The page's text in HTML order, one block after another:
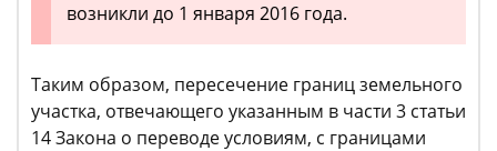
возникли до 1 января 2016 года.
Таким образом, пересечение границ земельного
участка, отвечающего указанным в части 3 статьи
14 Закона о переводе условиям, с границами